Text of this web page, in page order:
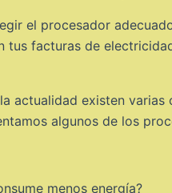
el procesador
tus facturas de
actualidad existen
algunos de los